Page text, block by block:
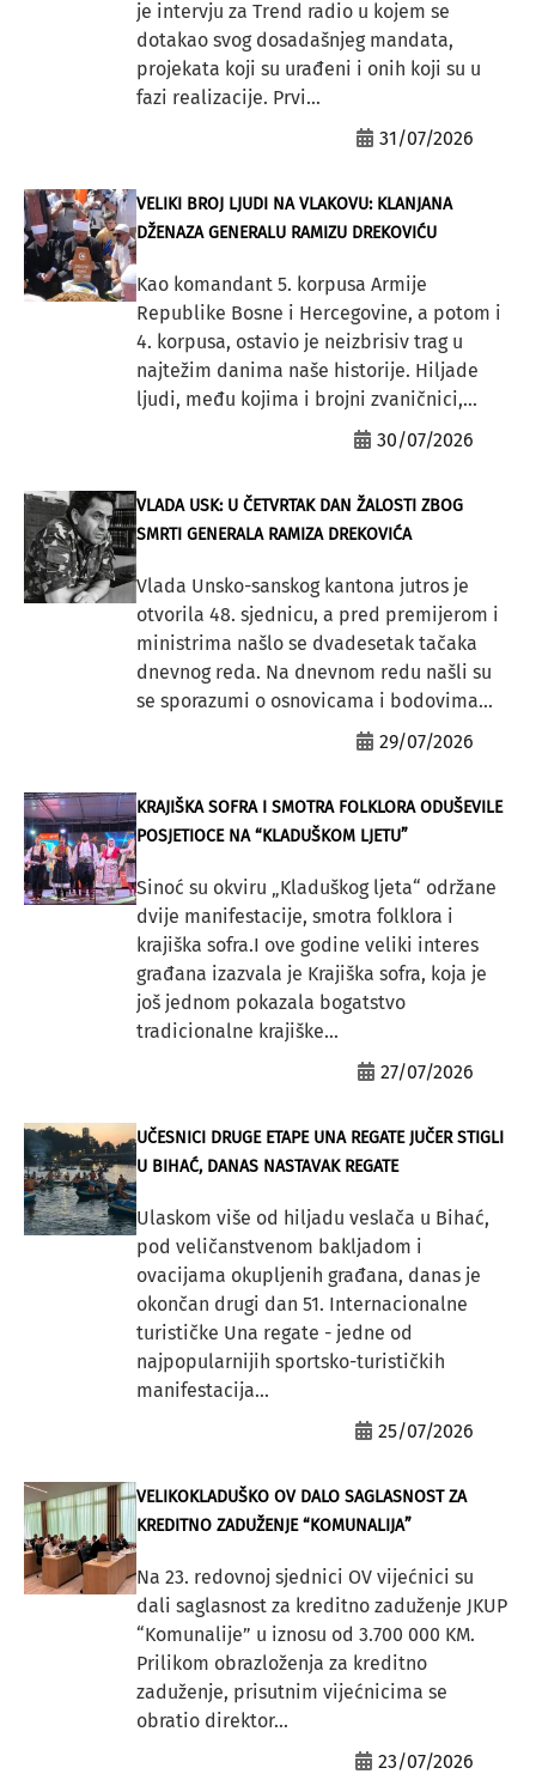
je intervju za Trend radio u kojem se
dotakao svog dosadašnjeg mandata,
projekata koji su urađeni i onih koji su u
fazi realizacije. Prvi...
31/07/2026
VELIKI BROJ LJUDI NA VLAKOVU: KLANJANA
DŽENAZA GENERALU RAMIZU DREKOVIĆU
Kao komandant 5. korpusa Armije
Republike Bosne i Hercegovine, a potom i
4. korpusa, ostavio je neizbrisiv trag u
najtežim danima naše historije. Hiljade
ljudi, među kojima i brojni zvaničnici,...
30/07/2026
VLADA USK: U ČETVRTAK DAN ŽALOSTI ZBOG
SMRTI GENERALA RAMIZA DREKOVIĆA
Vlada Unsko-sanskog kantona jutros je
otvorila 48. sjednicu, a pred premijerom i
ministrima našlo se dvadesetak tačaka
dnevnog reda. Na dnevnom redu našli su
se sporazumi o osnovicama i bodovima...
29/07/2026
KRAJIŠKA SOFRA I SMOTRA FOLKLORA ODUŠEVILE
POSJETIOCE NA “KLADUŠKOM LJETU”
Sinoć su okviru „Kladuškog ljeta“ održane
dvije manifestacije, smotra folklora i
krajiška sofra.I ove godine veliki interes
građana izazvala je Krajiška sofra, koja je
još jednom pokazala bogatstvo
tradicionalne krajiške...
27/07/2026
UČESNICI DRUGE ETAPE UNA REGATE JUČER STIGLI
U BIHAĆ, DANAS NASTAVAK REGATE
Ulaskom više od hiljadu veslača u Bihać,
pod veličanstvenom bakljadom i
ovacijama okupljenih građana, danas je
okončan drugi dan 51. Internacionalne
turističke Una regate - jedne od
najpopularnijih sportsko-turističkih
manifestacija...
25/07/2026
VELIKOKLADUŠKO OV DALO SAGLASNOST ZA
KREDITNO ZADUŽENJE “KOMUNALIJA”
Na 23. redovnoj sjednici OV vijećnici su
dali saglasnost za kreditno zaduženje JKUP
“Komunalije” u iznosu od 3.700 000 KM.
Prilikom obrazloženja za kreditno
zaduženje, prisutnim vijećnicima se
obratio direktor...
23/07/2026